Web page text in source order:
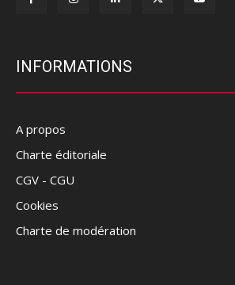
INFORMATIONS
A propos
Charte éditoriale
CGV - CGU
Cookies
Charte de modération